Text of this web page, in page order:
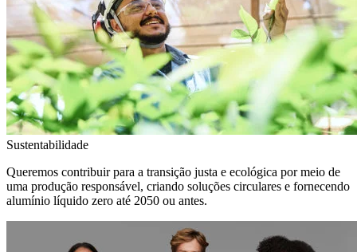
Sustentabilidade
Queremos contribuir para a transição justa e ecológica por meio de
uma produção responsável, criando soluções circulares e fornecendo
alumínio líquido zero até 2050 ou antes.